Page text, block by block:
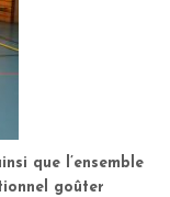
que l’ensemble
goûter